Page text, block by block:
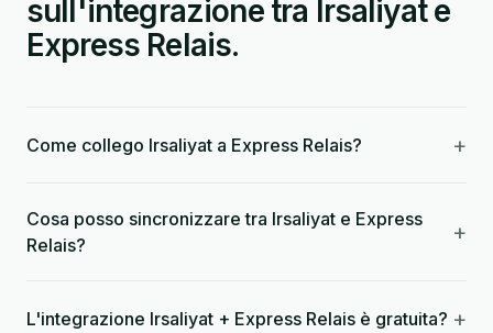
sull'integrazione tra Irsaliyat e
Express Relais.
Come collego Irsaliyat a Express Relais? +
Cosa posso sincronizzare tra Irsaliyat e Express
Relais?
+
L'integrazione Irsaliyat + Express Relais è gratuita? +